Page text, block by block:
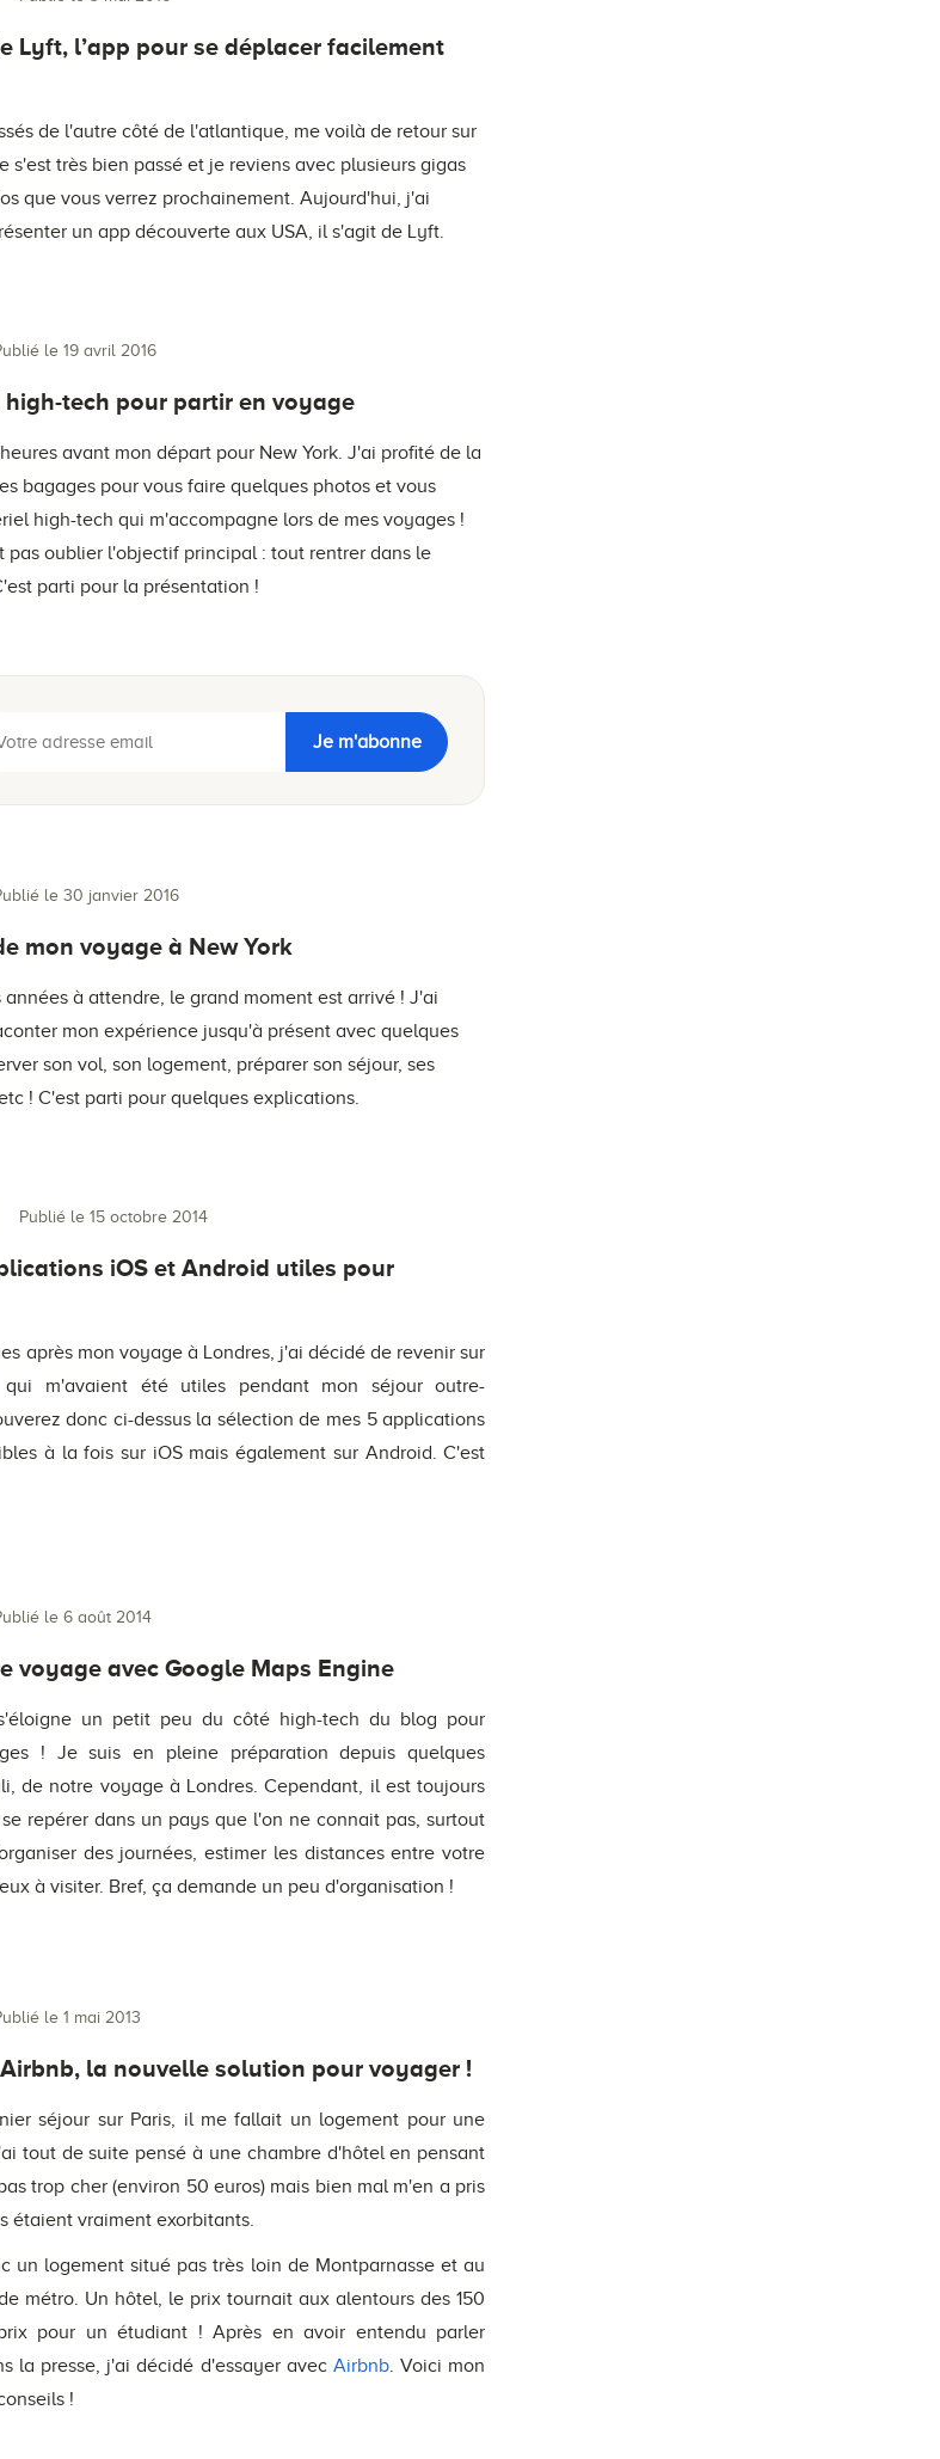
Lyft, l’app pour se déplacer facilement
de l'autre côté de l'atlantique, me voilà de retour sur
s'est très bien passé et je reviens avec plusieurs gigas
que vous verrez prochainement. Aujourd'hui, j'ai
un app découverte aux USA, il s'agit de Lyft.
le 19 avril 2016
tech pour partir en voyage
avant mon départ pour New York. J'ai profité de la
bagages pour vous faire quelques photos et vous
high-tech qui m'accompagne lors de mes voyages !
pas oublier l'objectif principal : tout rentrer dans le
parti pour la présentation !
Je m'abonne
le 30 janvier 2016
mon voyage à New York
à attendre, le grand moment est arrivé ! J'ai
mon expérience jusqu'à présent avec quelques
son vol, son logement, préparer son séjour, ses
! C'est parti pour quelques explications.
Publié le 15 octobre 2014
iOS et Android utiles pour
après mon voyage à Londres, j'ai décidé de revenir sur
qui m'avaient été utiles pendant mon séjour outre-
donc ci-dessus la sélection de mes 5 applications
à la fois sur iOS mais également sur Android. C'est
le 6 août 2014
voyage avec Google Maps Engine
un petit peu du côté high-tech du blog pour
! Je suis en pleine préparation depuis quelques
de notre voyage à Londres. Cependant, il est toujours
repérer dans un pays que l'on ne connait pas, surtout
des journées, estimer les distances entre votre
à visiter. Bref, ça demande un peu d'organisation !
le 1 mai 2013
la nouvelle solution pour voyager !
séjour sur Paris, il me fallait un logement pour une
tout de suite pensé à une chambre d'hôtel en pensant
trop cher (environ 50 euros) mais bien mal m'en a pris
étaient vraiment exorbitants.
un logement situé pas très loin de Montparnasse et au
métro. Un hôtel, le prix tournait aux alentours des 150
pour un étudiant ! Après en avoir entendu parler
la presse, j'ai décidé d'essayer avec Airbnb. Voici mon
!